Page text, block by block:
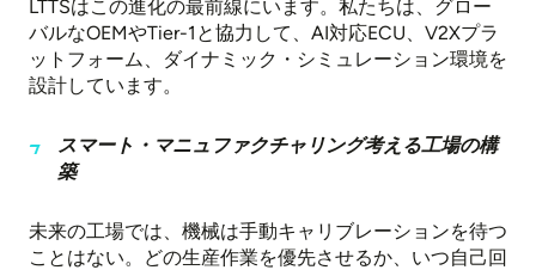
LTTSはこの進化の最前線にいます。私たちは、グロー
バルなOEMやTier-1と協力して、AI対応ECU、V2Xプラ
ットフォーム、ダイナミック・シミュレーション環境を
設計しています。
スマート・マニュファクチャリング考える工場の構
築
未来の工場では、機械は手動キャリブレーションを待つ
ことはない。どの生産作業を優先させるか、いつ自己回